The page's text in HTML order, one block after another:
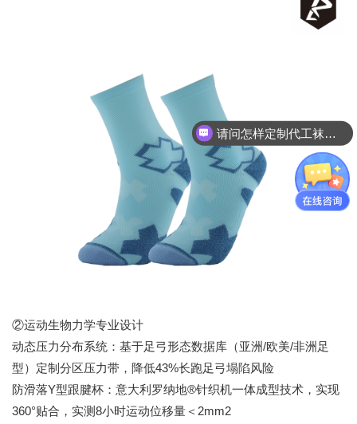
②运动生物力学专业设计
动态压力分布系统：基于足弓形态数据库（亚洲/欧美/非洲足
型）定制分区压力带，降低43%长跑足弓塌陷风险
防滑落Y型跟腱杯：意大利罗纳地®针织机一体成型技术，实现
360°贴合，实测8小时运动位移量＜2mm2